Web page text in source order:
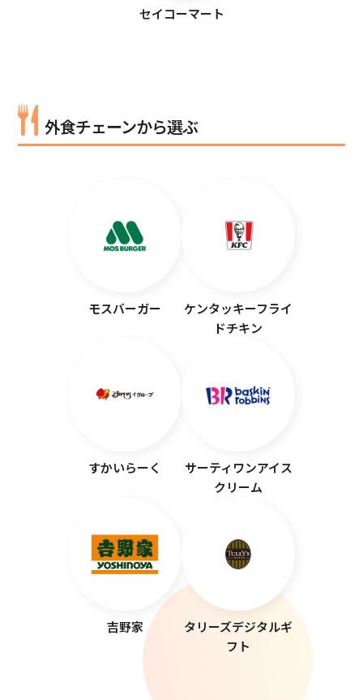
セイコーマート
外食チェーンから選ぶ
モスバーガー
ケンタッキーフライ
ドチキン
すかいらーく
サーティワンアイス
クリーム
吉野家
タリーズデジタルギ
フト